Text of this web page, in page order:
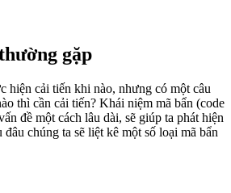
gặp
hiện cải tiến khi nào, nhưng có một câu
thì cần cải tiến? Khái niệm mã bẩn (code
đề một cách lâu dài, sẽ giúp ta phát hiện
đâu chúng ta sẽ liệt kê một số loại mã bẩn